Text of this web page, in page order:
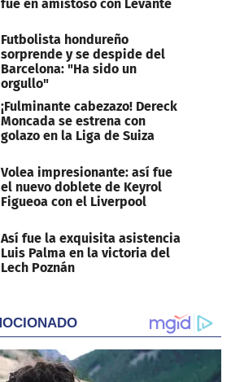
fue en amistoso con Levante
Futbolista hondureño
sorprende y se despide del
Barcelona: "Ha sido un
orgullo"
¡Fulminante cabezazo! Dereck
Moncada se estrena con
golazo en la Liga de Suiza
Volea impresionante: así fue
el nuevo doblete de Keyrol
Figueoa con el Liverpool
Así fue la exquisita asistencia
Luis Palma en la victoria del
Lech Poznán